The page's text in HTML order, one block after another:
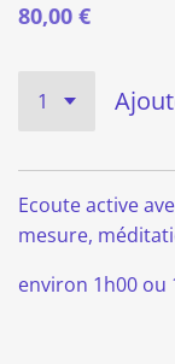
80,00 €
Ecoute active
mesure,
environ 1h00 ou